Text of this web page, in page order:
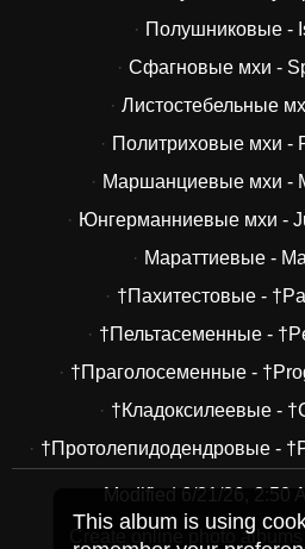
Полушниковые -
Сфагновые мхи -
Листостебельные
Политриховые мхи -
Маршанциевые мхи -
Юнгерманниевые мхи -
Мараттиевые -
†Пахитестовые -
†Пельтасеменные -
†Праголосеменные -
†Кладоксилеевые -
†Протолепидодендровые -
Modified 6/21/26, 2:50
Create online photo albums
This album is using